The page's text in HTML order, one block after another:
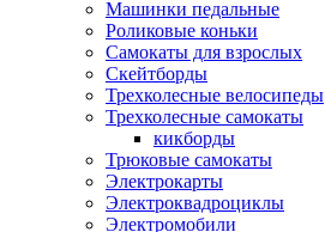
Машинки педальные
Роликовые коньки
Самокаты для взрослых
Скейтборды
Трехколесные велосипеды
Трехколесные самокаты
кикборды
Трюковые самокаты
Электрокарты
Электроквадроциклы
Электромобили